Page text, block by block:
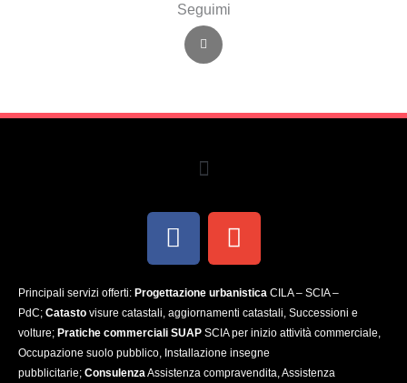
Seguimi
F
c
e
k
Menu
F
a
e
b
o
E
n
e
l
o
Principali servizi offerti: Progettazione urbanistica CILA – SCIA –
PdC; Catasto visure catastali, aggiornamenti catastali, Successioni e
volture; Pratiche commerciali SUAP SCIA per inizio attività commerciale,
Occupazione suolo pubblico, Installazione insegne
pubblicitarie; Consulenza Assistenza compravendita, Assistenza